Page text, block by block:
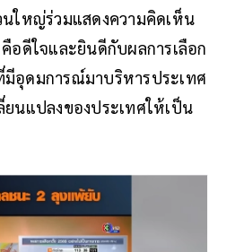
ใหญ่ร่วมแสดงความคิดเห็น
อดีใจและยินดีกับผลการเลือก
อุดมการณ์มาบริหารประเทศ
ยนแปลงของประเทศให้เป็น